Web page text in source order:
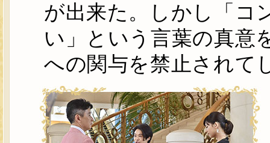
が出来た。しかし「コ
い」という言葉の真意
への関与を禁止されて